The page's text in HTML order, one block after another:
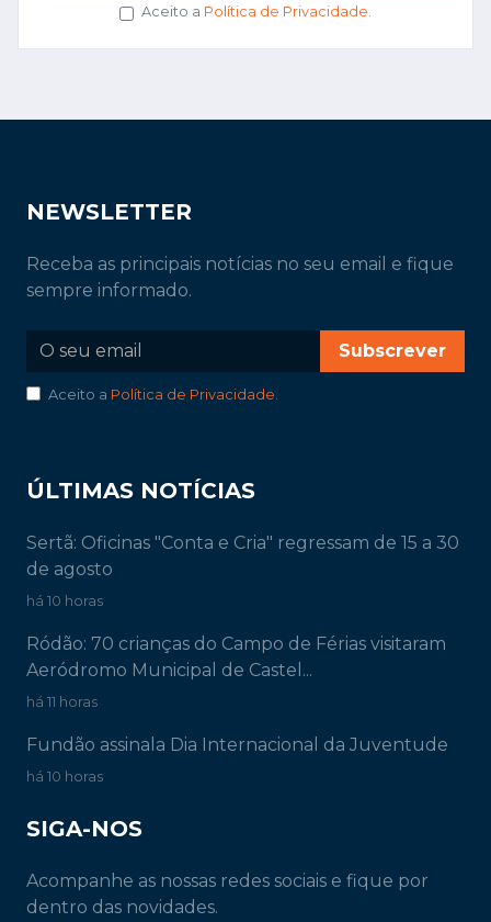
Aceito a Política de Privacidade
NEWSLETTER
Receba as principais notícias no seu email e fique
sempre informado.
Subscrever
Aceito a Política de Privacidade
ÚLTIMAS NOTÍCIAS
Sertã: Oficinas "Conta e Cria" regressam de 15 a 30
de agosto
há 10 horas
Ródão: 70 crianças do Campo de Férias visitaram
Aeródromo Municipal de Castel...
há 11 horas
Fundão assinala Dia Internacional da Juventude
há 10 horas
SIGA-NOS
Acompanhe as nossas redes sociais e fique por
dentro das novidades.